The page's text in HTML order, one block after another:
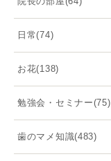
日常(74)
お花(138)
勉強会・セミナー(75)
歯のマメ知識(483)